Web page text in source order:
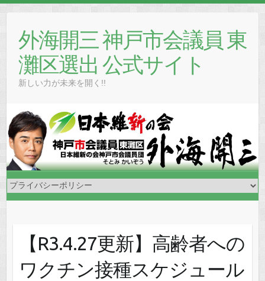
content外海開三 神戸市会議員 東
灘区選出 公式サイト
新しい力が未来を開く!!
【R3.4.27更新】高齢者への
ワクチン接種スケジュール